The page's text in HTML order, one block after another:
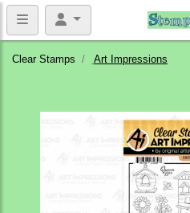
Clear Stamps Art Impressions